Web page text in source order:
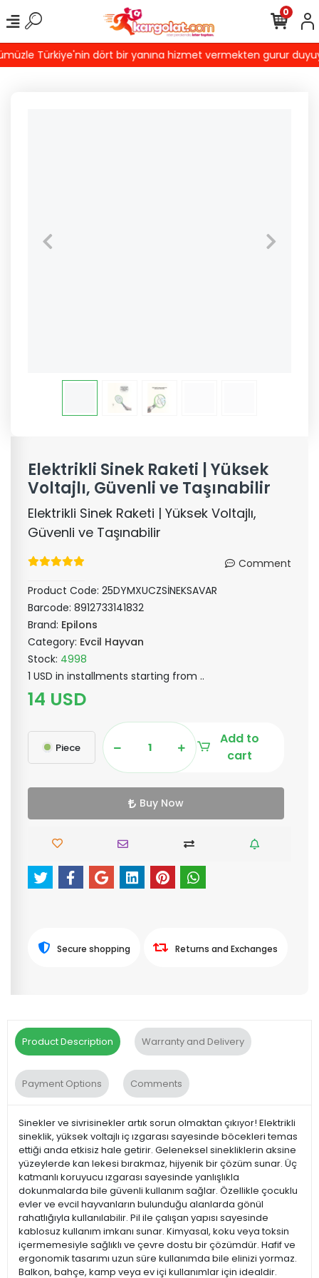
Türkiye'nin dört bir yanına hizmet vermekten gurur
0
Elektrikli Sinek Raketi | Yüksek
Voltajlı, Güvenli ve Taşınabilir
Elektrikli Sinek Raketi | Yüksek Voltajlı,
Güvenli ve Taşınabilir
Comment
Product Code: 25DYMXUCZSİNEKSAVAR
Barcode: 8912733141832
Brand: Epilons
Category: Evcil Hayvan
Stock: 4998
1 USD in installments starting from ..
14 USD
Piece
Add to
cart
Buy Now
Secure shopping Returns and Exchanges
Product Description Warranty and Delivery
Payment Options Comments
Sinekler ve sivrisinekler artık sorun olmaktan çıkıyor! Elektrikli
sineklik, yüksek voltajlı iç ızgarası sayesinde böcekleri temas
ettiği anda etkisiz hale getirir. Geleneksel sinekliklerin aksine
yüzeylerde kan lekesi bırakmaz, hijyenik bir çözüm sunar. Üç
katmanlı koruyucu ızgarası sayesinde yanlışlıkla
dokunmalarda bile güvenli kullanım sağlar. Özellikle çocuklu
evler ve evcil hayvanların bulunduğu alanlarda gönül
rahatlığıyla kullanılabilir. Pil ile çalışan yapısı sayesinde
kablosuz kullanım imkanı sunar. Kimyasal, koku veya toksin
içermemesiyle sağlıklı ve çevre dostu bir çözümdür. Hafif ve
ergonomik tasarımı uzun süre kullanımda bile elinizi yormaz.
Balkon, bahçe, kamp veya ev içi kullanımlar için idealdir.